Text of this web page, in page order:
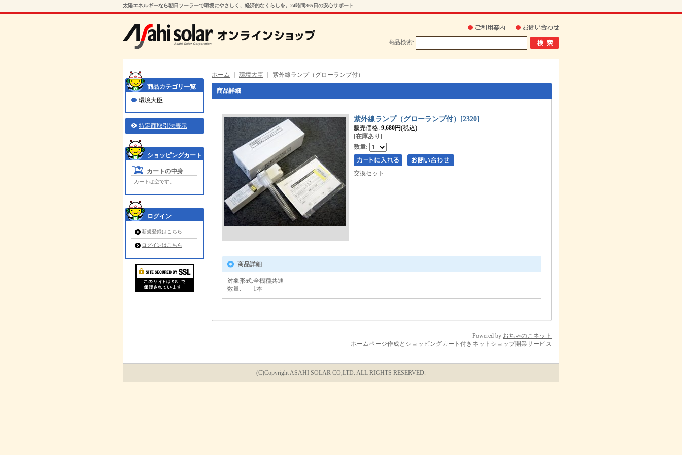
太陽エネルギーなら朝日ソーラーで環境にやさしく、経済的なくらしを。24時間365日の安心サポート
朝日ソーラーオンラインショップ
ご利用案内
お問い合わせ
商品検索:
商品カテゴリ一覧
環境大臣
特定商取引法表示
ショッピングカート
カートの中身
カートは空です。
ログイン
新規登録はこちら
ログインはこちら
ホーム 環境大臣 紫外線ランプ（グローランプ付）
商品詳細
紫外線ランプ（グローランプ付） [2320]
販売価格: 9,680円(税込)
[在庫あり]
数量:
交換セット
商品詳細
対象形式:全機種共通
数量: 1本
Powered by おちゃのこネット
ホームページ作成とショッピングカート付きネットショップ開業サービス
(C)Copyright ASAHI SOLAR CO,LTD. ALL RIGHTS RESERVED.